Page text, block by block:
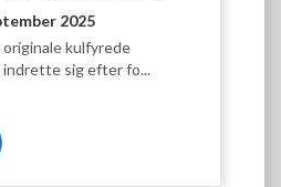
2025
kulfyrede
indrette sig efter fo...